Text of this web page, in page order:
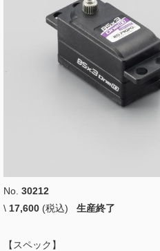
No. 30212
\ 17,600 (税込) 生産終了
【スペック】